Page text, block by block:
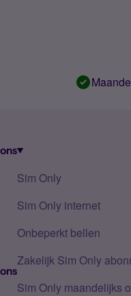
Sim Only
Sim Only internet
Onbeperkt bellen
Zakelijk Sim Only
Sim Only maandelijks